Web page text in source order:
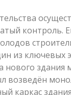
контроль.
из ключевых
нового здания
возведён
каркас